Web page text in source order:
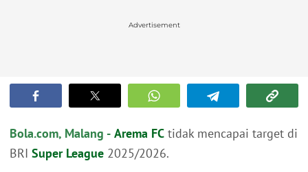
Advertisement
Bola.com, Malang - Arema FC tidak mencapai target di
BRI Super League 2025/2026.